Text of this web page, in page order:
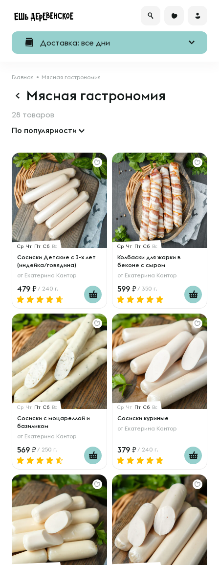
Доставка: все дни
Главная Мясная гастрономия
Мясная гастрономия
28 товаров
По популярности
Ср Чт Пт Сб Вс
Сосиски Детские с 3-х лет
(индейка/говядина)
от Екатерина Кантор
479 / 240 г.
Ср Чт Пт Сб Вс
Колбаски для жарки в
беконе с сыром
от Екатерина Кантор
599 / 350 г.
Ср Чт Пт Сб Вс
Сосиски с моцареллой и
базиликом
от Екатерина Кантор
569 / 250 г.
Ср Чт Пт Сб Вс
Сосиски куриные
от Екатерина Кантор
379 / 240 г.